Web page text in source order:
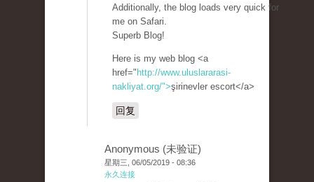
Additionally, the blog loads very quick for
me on Safari.
Superb Blog!
Here is my web blog <a
href=" http://www.uluslararasi-
nakliyat.org/">şirinevler escort</a>
回复
Anonymous (未验证)
星期三, 06/05/2019 - 08:36
永久连接